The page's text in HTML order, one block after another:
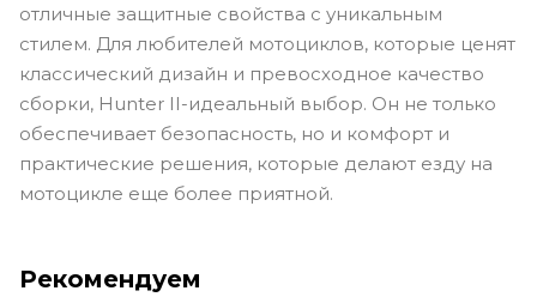
отличные защитные свойства с уникальным
стилем. Для любителей мотоциклов, которые ценят
классический дизайн и превосходное качество
сборки, Hunter II-идеальный выбор. Он не только
обеспечивает безопасность, но и комфорт и
практические решения, которые делают езду на
мотоцикле еще более приятной.
Рекомендуем